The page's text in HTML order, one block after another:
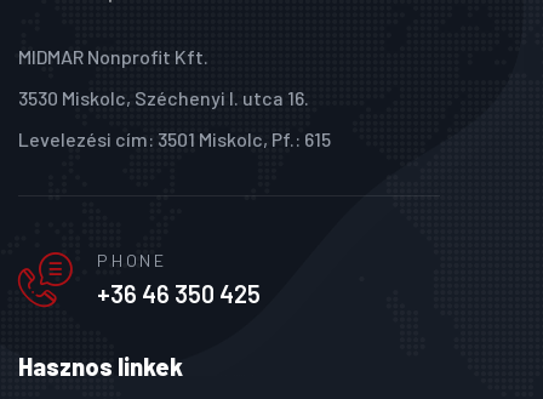
MIDMAR Nonprofit Kft.
3530 Miskolc, Széchenyi I. utca 16.
Levelezési cím: 3501 Miskolc, Pf.: 615
PHONE
+36 46 350 425
Hasznos linkek